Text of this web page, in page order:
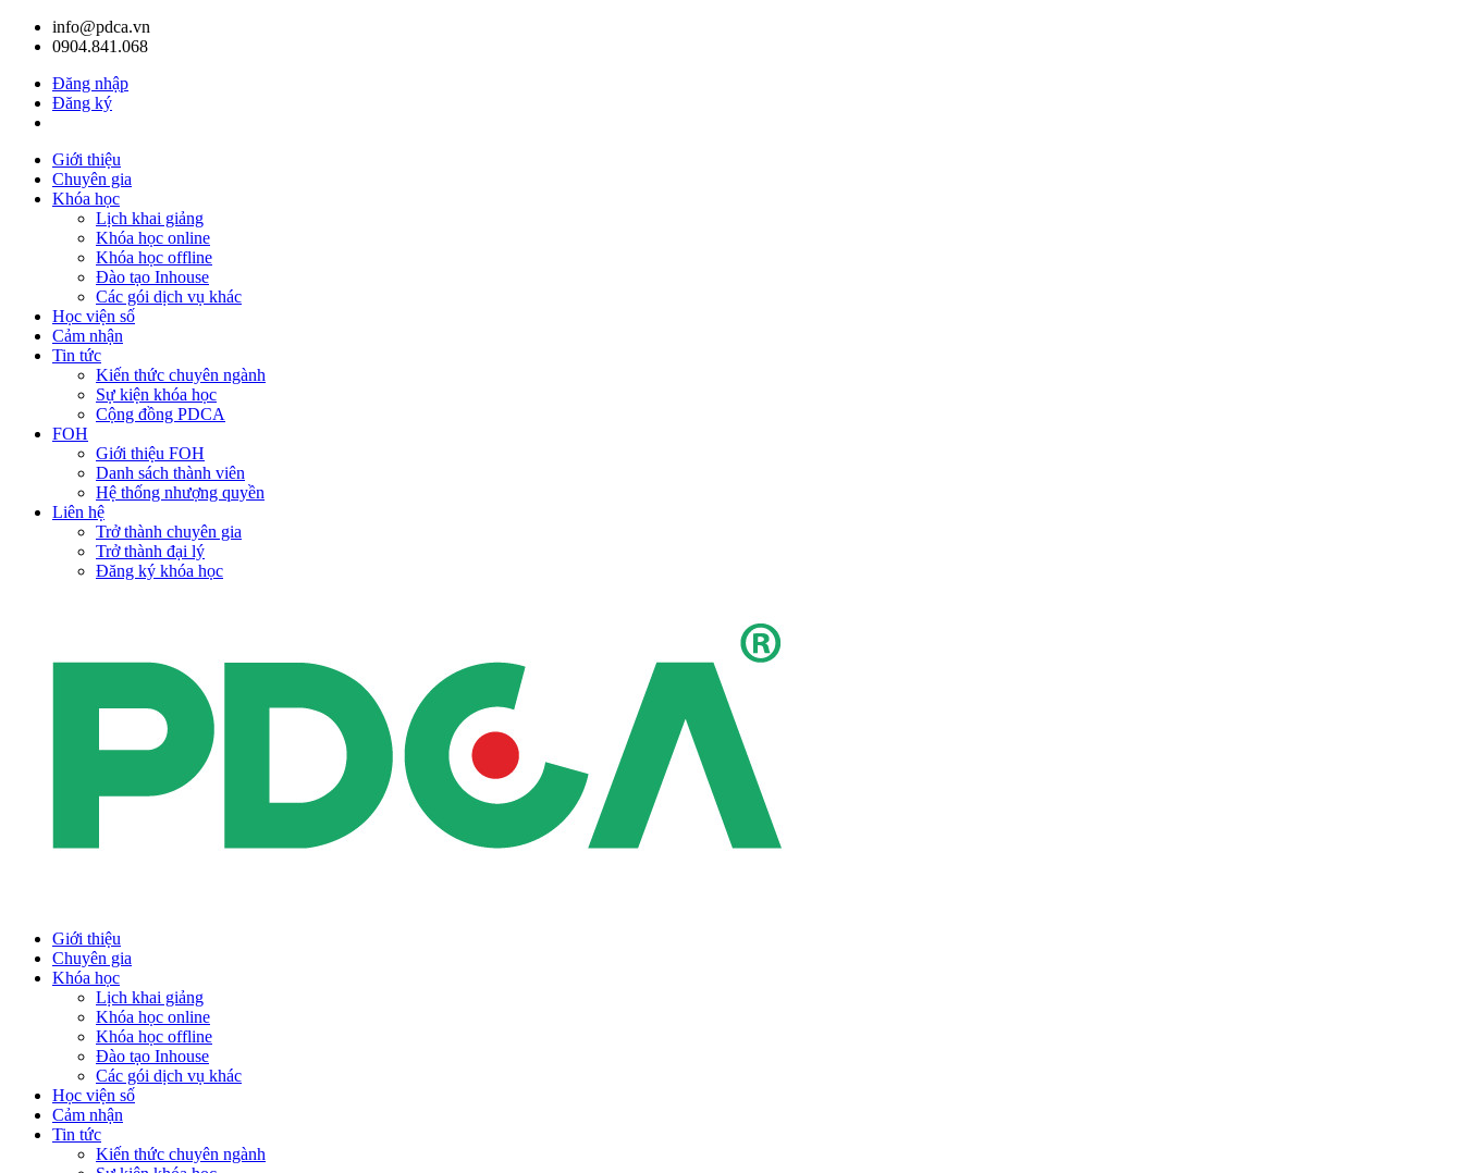
info@pdca.vn
0904.841.068
Đăng nhập
Đăng ký
Giới thiệu
Chuyên gia
Khóa học
Lịch khai giảng
Khóa học online
Khóa học offline
Đào tạo Inhouse
Các gói dịch vụ khác
Học viện số
Cảm nhận
Tin tức
Kiến thức chuyên ngành
Sự kiện khóa học
Cộng đồng PDCA
FOH
Giới thiệu FOH
Danh sách thành viên
Hệ thống nhượng quyền
Liên hệ
Trở thành chuyên gia
Trở thành đại lý
Đăng ký khóa học
Giới thiệu
Chuyên gia
Khóa học
Lịch khai giảng
Khóa học online
Khóa học offline
Đào tạo Inhouse
Các gói dịch vụ khác
Học viện số
Cảm nhận
Tin tức
Kiến thức chuyên ngành